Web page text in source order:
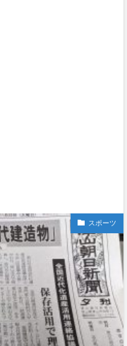
スポーツ